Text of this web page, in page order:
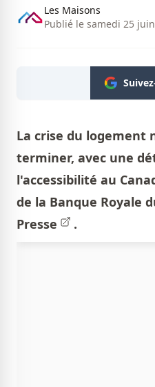
Les Maisons
Publié le samedi 25
La crise du logement
terminer, avec une
l'accessibilité au
de la Banque Royale
Presse
.